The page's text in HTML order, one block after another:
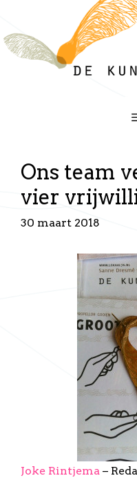
de
inhoud
Ons team
vier
30 maart 2018
Joke Rintjema –